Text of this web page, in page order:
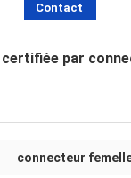
Contact
certifiée par
connecteur